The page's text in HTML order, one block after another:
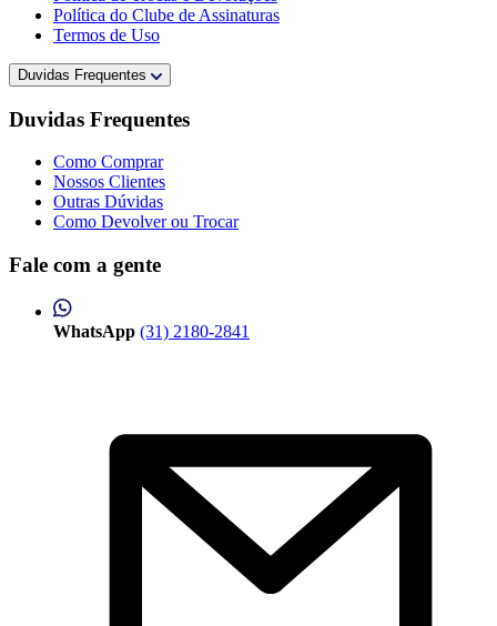
Política do Clube de Assinaturas
Termos de Uso
Duvidas Frequentes
Duvidas Frequentes
Como Comprar
Nossos Clientes
Outras Dúvidas
Como Devolver ou Trocar
Fale com a gente
WhatsApp (31) 2180-2841